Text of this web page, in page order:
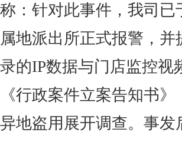
称：针对此事件，我司已
属地派出所正式报警，
录的IP数据与门店监控视
《行政案件立案告知书
异地盗用展开调查。事